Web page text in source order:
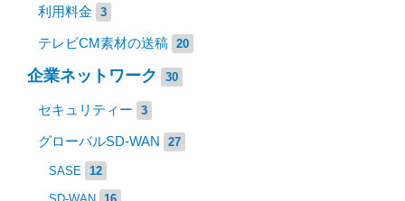
利用料金 3
テレビCM素材の送稿 20
企業ネットワーク 30
セキュリティー 3
グローバルSD-WAN 27
SASE 12